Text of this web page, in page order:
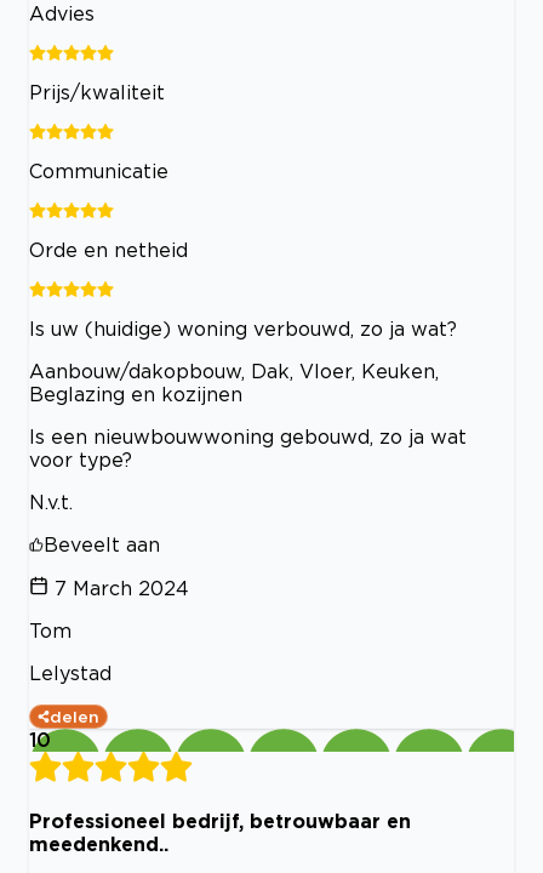
Advies
Prijs/kwaliteit
Communicatie
Orde en netheid
Is uw (huidige) woning verbouwd, zo ja wat?
Aanbouw/dakopbouw, Dak, Vloer, Keuken,
Beglazing en kozijnen
Is een nieuwbouwwoning gebouwd, zo ja wat
voor type?
N.v.t.
Beveelt aan
7 March 2024
Tom
Lelystad
delen
10
Professioneel bedrijf, betrouwbaar en
meedenkend..